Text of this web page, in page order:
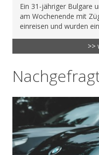
Ein 31-jähriger Bulgare
am Wochenende mit
einreisen und wurden
>>